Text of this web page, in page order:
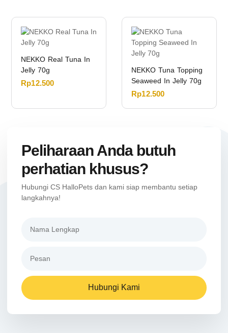
NEKKO Real Tuna In
Jelly 70g
Rp12.500
NEKKO Tuna Topping
Seaweed In Jelly 70g
Rp12.500
Peliharaan Anda butuh
perhatian khusus?
Hubungi CS HalloPets dan kami siap membantu setiap
langkahnya!
Hubungi Kami